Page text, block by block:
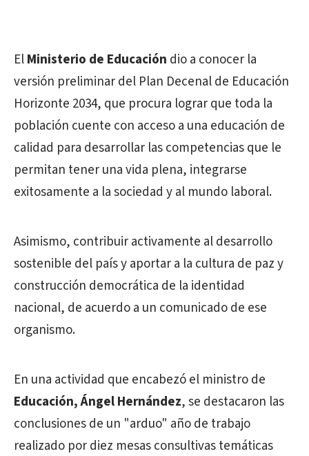
ElMinisterio de Educación dio a conocer la
versión preliminar del Plan Decenal de Educación
Horizonte 2034, que procura lograr que toda la
población cuente con acceso a una educación de
calidad para desarrollar las competencias que le
permitan tener una vida plena, integrarse
exitosamente a la sociedad y al mundo laboral.
Asimismo, contribuir activamente al desarrollo
sostenible del país y aportar a la cultura de paz y
construcción democrática de la identidad
nacional, de acuerdo a un comunicado de ese
organismo.
En una actividad que encabezó el ministro de
Educación, Ángel Hernández, se destacaron las
conclusiones de un "arduo" año de trabajo
realizado por diez mesas consultivas temáticas